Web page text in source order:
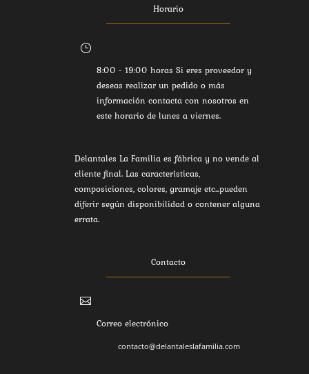
Horario
}
8:00 - 19:00 horas Si eres proveedor y
deseas realizar un pedido o más
información contacta con nosotros en
este horario de lunes a viernes.
Delantales La Familia es fábrica y no vende al
cliente final. Las características,
composiciones, colores, gramaje etc...pueden
diferir según disponibilidad o contener alguna
errata.
Contacto

Correo electrónico
contacto@delantaleslafamilia.com